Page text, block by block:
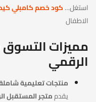
استغل…كود خصم كامبلي
الاطفال
مميزات
الرقمي
منتجات تعليمية
يقدممتجر المستقبل